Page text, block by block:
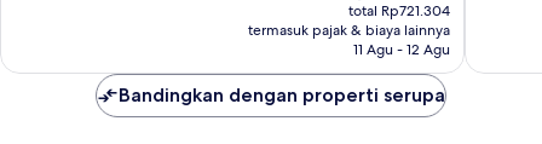
Rp596.119
total Rp721.304
termasuk pajak & biaya lainnya
11 Agu - 12 Agu
Bandingkan dengan properti serupa